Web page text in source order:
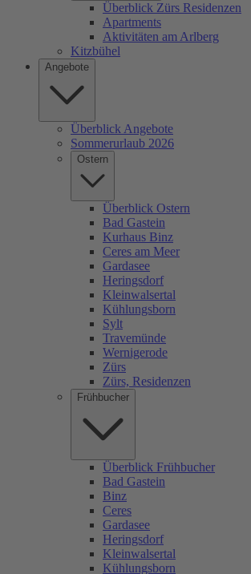
Überblick Zürs Residenzen
Apartments
Aktivitäten am Arlberg
Kitzbühel
Angebote
Überblick Angebote
Sommerurlaub 2026
Ostern
Überblick Ostern
Bad Gastein
Kurhaus Binz
Ceres am Meer
Gardasee
Heringsdorf
Kleinwalsertal
Kühlungsborn
Sylt
Travemünde
Wernigerode
Zürs
Zürs, Residenzen
Frühbucher
Überblick Frühbucher
Bad Gastein
Binz
Ceres
Gardasee
Heringsdorf
Kleinwalsertal
Kühlungsborn